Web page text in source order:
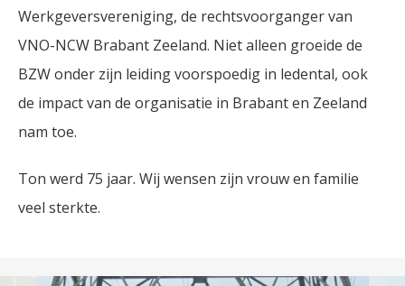
Werkgeversvereniging, de rechtsvoorganger van
VNO-NCW Brabant Zeeland. Niet alleen groeide de
BZW onder zijn leiding voorspoedig in ledental, ook
de impact van de organisatie in Brabant en Zeeland
nam toe.
Ton werd 75 jaar. Wij wensen zijn vrouw en familie
veel sterkte.